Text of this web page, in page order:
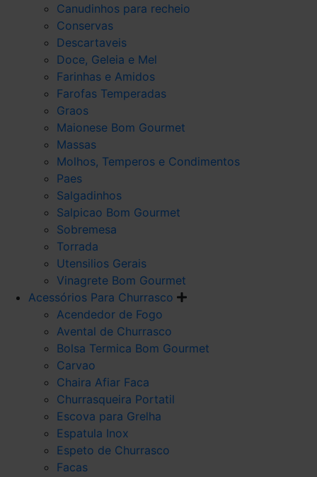
Canudinhos para recheio
Conservas
Descartaveis
Doce, Geleia e Mel
Farinhas e Amidos
Farofas Temperadas
Graos
Maionese Bom Gourmet
Massas
Molhos, Temperos e Condimentos
Paes
Salgadinhos
Salpicao Bom Gourmet
Sobremesa
Torrada
Utensilios Gerais
Vinagrete Bom Gourmet
Acessórios Para Churrasco
Acendedor de Fogo
Avental de Churrasco
Bolsa Termica Bom Gourmet
Carvao
Chaira Afiar Faca
Churrasqueira Portatil
Escova para Grelha
Espatula Inox
Espeto de Churrasco
Facas